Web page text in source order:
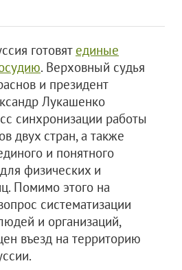
готовят единые
. Верховный судья
и президент
Лукашенко
синхронизации работы
двух стран, а также
и понятного
физических и
Помимо этого на
систематизации
и организаций,
въезд на территорию